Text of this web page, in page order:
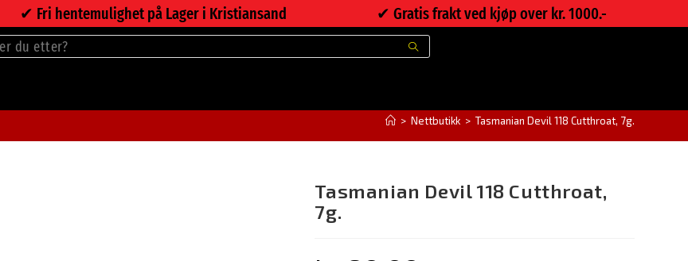
✔︎ Fri hentemulighet på Lager i Kristiansand ✔︎ Gratis frakt ved kjøp over kr. 1000.-
> Nettbutikk > Tasmanian Devil 118 Cutthroat, 7g.
Tasmanian Devil 118 Cutthroat,
7g.